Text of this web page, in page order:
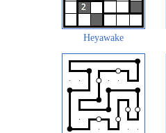
Heyawake